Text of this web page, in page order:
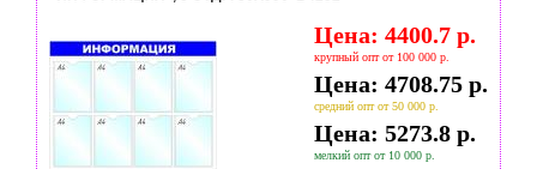
Цена: 4400.7 р.
крупный опт от 100 000 р.
Цена: 4708.75 р.
средний опт от 50 000 р.
Цена: 5273.8 р.
мелкий опт от 10 000 р.